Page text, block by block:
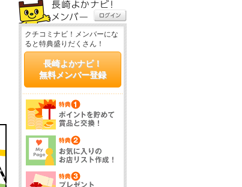
クチコミナビ！メンバーにな
ると特典盛りだくさん！
長崎よかナビ！
無料メンバー登録